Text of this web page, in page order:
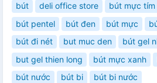
bút
deli office store bút mực tím
bút pentel
bút đen bút mực
bút đi nét
but muc den bút gel
but gel thien long
bút mực xanh
bút nước
bút bi bút bi nước